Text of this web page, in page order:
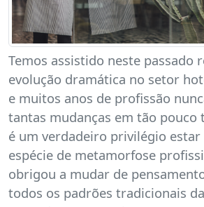
Temos assistido neste passado
evolução dramática no setor
e muitos anos de profissão
tantas mudanças em tão pouco
é um verdadeiro privilégio estar
espécie de metamorfose
obrigou a mudar de
todos os padrões tradicionais